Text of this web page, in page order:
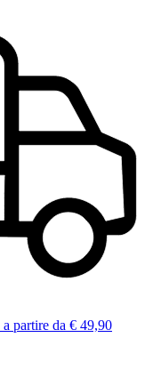
a partire da € 49,90